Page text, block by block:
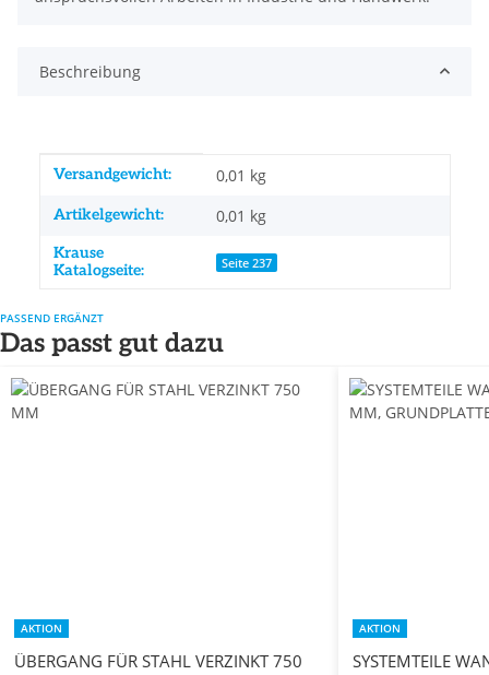
Beschreibung
Produkteigenschaft
Wert
Versandgewicht: 0,01 kg
Artikelgewicht: 0,01 kg
Krause
Katalogseite:
Seite 237
PASSEND ERGÄNZT
Das passt gut dazu
AKTION
ÜBERGANG FÜR STAHL VERZINKT 750
AKTION
SYSTEMTEILE